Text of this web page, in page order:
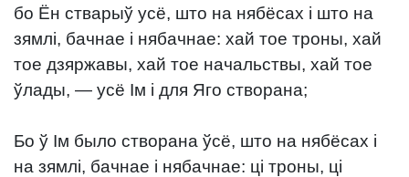
бо Ён стварыў усё, што на нябёсах і што на
зямлі, бачнае і нябачнае: хай тое троны, хай
тое дзяржавы, хай тое начальствы, хай тое
ўлады, — усё Ім і для Яго створана;
Бо ў Ім было створана ўсё, што на нябёсах і
на зямлі, бачнае і нябачнае: ці троны, ці